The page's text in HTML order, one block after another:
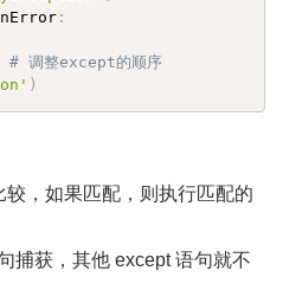
:
# 调整except的顺序
)
，如果匹配，则执行匹配的
捕获，其他 except 语句就不